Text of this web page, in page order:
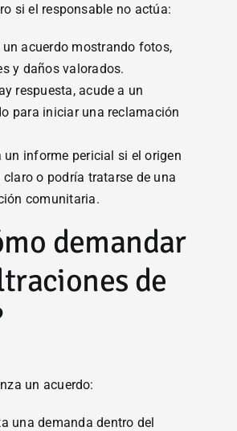
si el responsable no actúa:
un acuerdo mostrando fotos,
y daños valorados.
respuesta, acude a un
para iniciar una reclamación
un informe pericial si el origen
claro o podría tratarse de una
comunitaria.
demandar
de
un acuerdo:
una demanda dentro del